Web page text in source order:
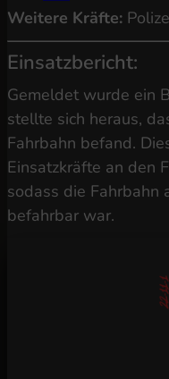
Weitere Kräfte:
Einsatzbericht:
Gemeldet wurde ein
stellte sich heraus,
Fahrbahn befand.
Einsatzkräfte an den
sodass die Fahrbahn
befahrbar war.